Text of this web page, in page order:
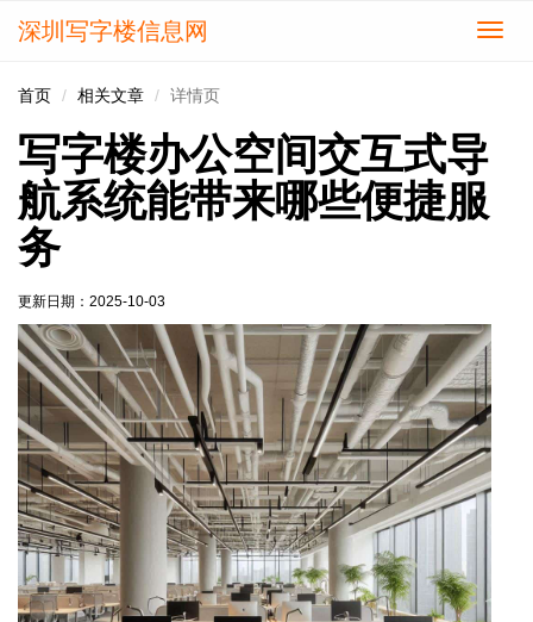
切
深圳写字楼信息网
首页 相关文章 详情页
写字楼办公空间交互式导
航系统能带来哪些便捷服
务
更新日期： 2025-10-03